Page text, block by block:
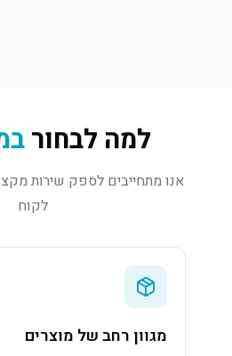
למה לבחור
אנו מתחייבים לספק שירות
לקוח
מגוון רחב של מוצרים